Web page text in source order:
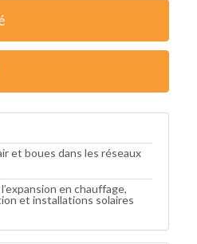
et boues dans les réseaux
en chauffage,
et installations solaires